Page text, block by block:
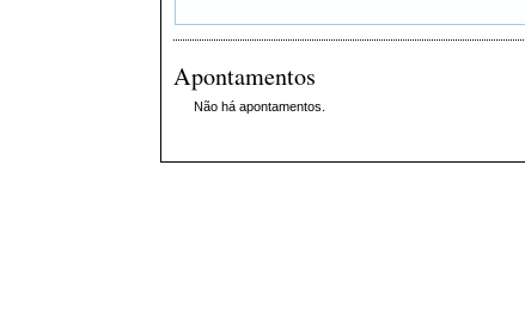
Apontamentos
Não há apontamentos.